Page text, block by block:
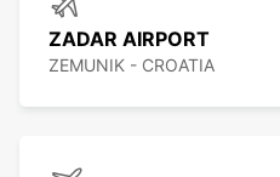
ZADAR AIRPORT
ZEMUNIK - CROATIA